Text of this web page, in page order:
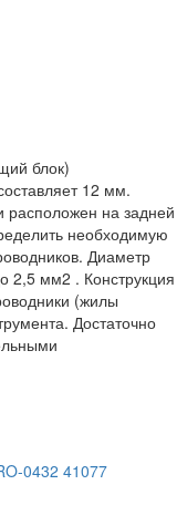
блок)
12 мм.
на задней
необходимую
Диаметр
2,5 мм2 . Конструкция
(жилы
Достаточно
0432 41077